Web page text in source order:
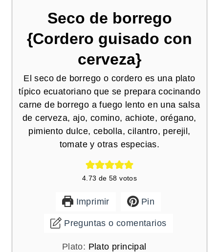
Seco de borrego
{Cordero guisado con
cerveza}
El seco de borrego o cordero es una plato
típico ecuatoriano que se prepara cocinando
carne de borrego a fuego lento en una salsa
de cerveza, ajo, comino, achiote, orégano,
pimiento dulce, cebolla, cilantro, perejil,
tomate y otras especias.
4.73 de 58 votos
Imprimir Pin
Preguntas o comentarios
Plato: Plato principal